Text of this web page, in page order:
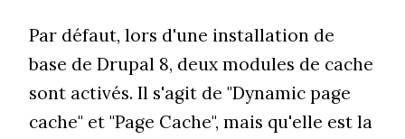
Par défaut, lors d'une installation de
base de Drupal 8, deux modules de cache
sont activés. Il s'agit de "Dynamic page
cache" et "Page Cache", mais qu'elle est la